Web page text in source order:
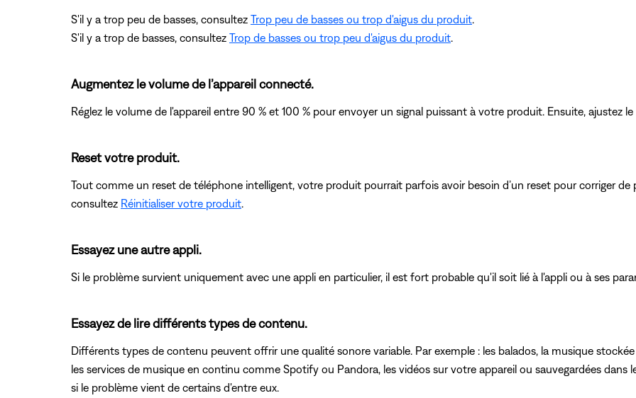
S'il y a trop peu de basses, consultez Trop peu de basses ou trop d'aigus du produit.
S'il y a trop de basses, consultez Trop de basses ou trop peu d'aigus du produit.
Augmentez le volume de l’appareil connecté.
Réglez le volume de l'appareil entre 90 % et 100 % pour envoyer un signal puissant à votre produit. Ensuite, ajustez
Reset votre produit.
Tout comme un reset de téléphone intelligent, votre produit pourrait parfois avoir besoin d’un reset pour corriger
consultez Réinitialiser votre produit.
Essayez une autre appli.
Si le problème survient uniquement avec une appli en particulier, il est fort probable qu'il soit lié à l'appli ou à ses
Essayez de lire différents types de contenu.
Différents types de contenu peuvent offrir une qualité sonore variable. Par exemple : les balados, la musique
les services de musique en continu comme Spotify ou Pandora, les vidéos sur votre appareil ou sauvegardées dans
si le problème vient de certains d'entre eux.